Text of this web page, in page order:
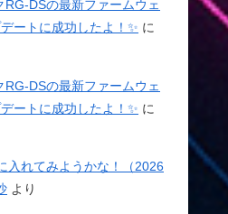
RG-DSの最新ファームウェ
ートに成功したよ！✨ に
RG-DSの最新ファームウェ
ートに成功したよ！✨ に
入れてみようかな！（2026
より